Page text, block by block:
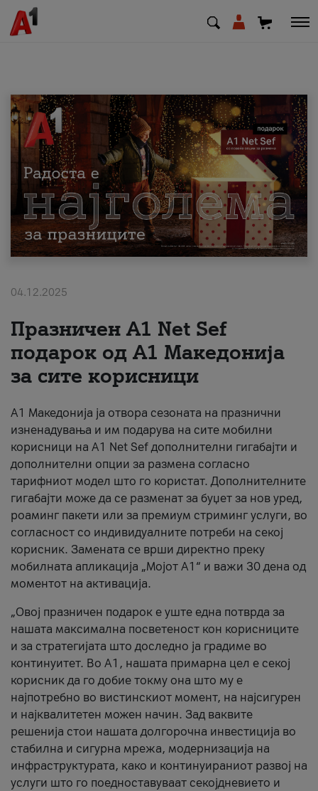
МК EN SQ
Приватни Деловни
Поддршка
Надополни кредит
За нас
#ПодобарОнлајн
04.12.2025
Празничен A1 Net Sеf
подарок од А1 Македонија
за сите корисници
А1 Македонија ја отвора сезоната на празнични
изненадувања и им подарува на сите мобилни
корисници на A1 Net Sef дополнителни гигабајти и
дополнителни опции за размена согласно
тарифниот модел што го користат. Дополнителните
гигабајти може да се разменат за буџет за нов уред,
роаминг пакети или за премиум стриминг услуги, во
согласност со индивидуалните потреби на секој
корисник. Замената се врши директно преку
мобилната апликација „Мојот А1“ и важи 30 дена од
моментот на активација.
„Овој празничен подарок е уште една потврда за
нашата максимална посветеност кон корисниците
и за стратегијата што доследно ја градиме во
континуитет. Во А1, нашата примарна цел е секој
корисник да го добие токму она што му е
најпотребно во вистинскиот момент, на најсигурен
и најквалитетен можен начин. Зад ваквите
решенија стои нашата долгорочна инвестиција во
стабилна и сигурна мрежа, модернизација на
инфраструктурата, како и континуираниот развој на
услуги што го поедноставуваат секојдневието и